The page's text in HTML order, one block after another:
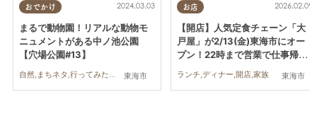
おでかけ
東海市
2024.03.03
まるで動物園！リアルな動物モ
ニュメントがある中ノ池公園
【穴場公園#13】
自然,まちネタ,行ってみたレポ,親子,公園穴場,公園
お店
東海市
2026.02.09
【開店】人気定食チェーン「大
戸屋」が2/13(金)東海市にオー
プン！22時まで営業で仕事帰り
ランチ,ディナー,開店,家族